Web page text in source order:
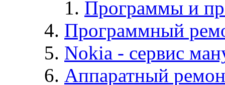
Программы и
Программный
Nokia - cервис
Аппаратный